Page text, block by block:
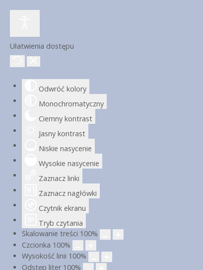
Ułatwienia dostępu
Odwróć kolory
Monochromatyczny
Ciemny kontrast
Jasny kontrast
Niskie nasycenie
Wysokie nasycenie
Zaznacz linki
Zaznacz nagłówki
Czytnik ekranu
Tryb czytania
Skalowanie treści 100%
Czcionka 100%
Wysokość linii 100%
Odstęp liter 100%